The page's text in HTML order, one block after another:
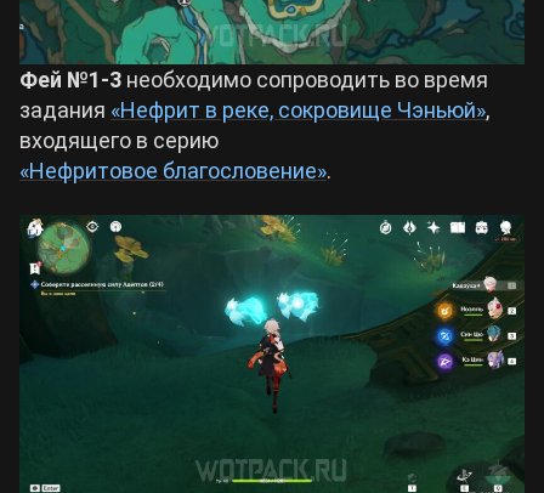
Фей №1-3 необходимо сопроводить во время
задания «Нефрит в реке, сокровище Чэньюй»,
входящего в серию
«Нефритовое благословение».